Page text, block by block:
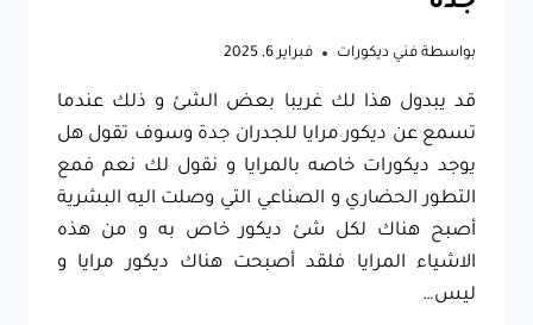
بواسطة فني ديكورات فبراير 6, 2025
قد يبدول هذا لك غريبا بعض الشئ و ذلك عندما
تسمع عن ديكور مرايا للجدران جدة وسوف تقول هل
يوجد ديكورات خاصه بالمرايا و نقول لك نعم فمع
التطور الحضاري و الصناعي التي وصلت اليه البشرية
أصبح هناك لكل شئ ديكور خاص به و من هذه
الاشياء المرايا فلقد أصبحت هناك ديكور مرايا و
ليس…